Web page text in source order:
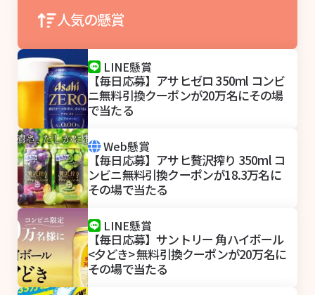
人気の懸賞
LINE懸賞
【毎日応募】アサヒゼロ 350ml コンビ
ニ無料引換クーポンが20万名にその場
で当たる
Web懸賞
【毎日応募】アサヒ贅沢搾り 350ml コ
ンビニ無料引換クーポンが18.3万名に
その場で当たる
LINE懸賞
【毎日応募】サントリー 角ハイボール
<夕どき> 無料引換クーポンが20万名に
その場で当たる